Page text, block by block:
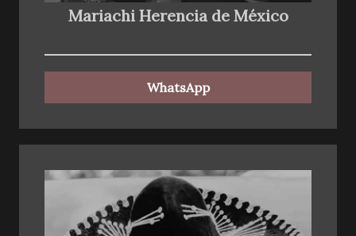
Mariachi Herencia de México
WhatsApp